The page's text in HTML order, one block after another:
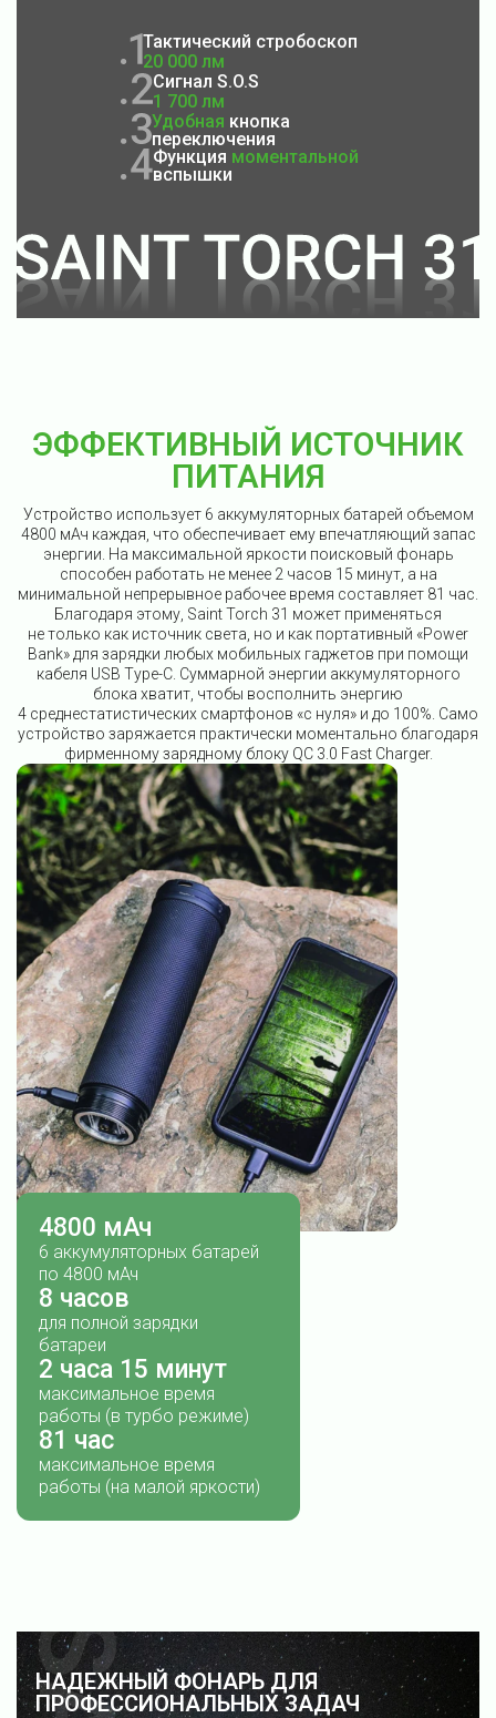
Тактический стробоскоп
20 000 лм
Сигнал S.O.S
1 700 лм
Удобная кнопка
переключения
Функция моментальной
вспышки
ЭФФЕКТИВНЫЙ ИСТОЧНИК
ПИТАНИЯ
Устройство использует 6 аккумуляторных батарей объемом
4800 мАч каждая, что обеспечивает ему впечатляющий запас
энергии. На максимальной яркости поисковый фонарь
способен работать не менее 2 часов 15 минут, а на
минимальной непрерывное рабочее время составляет 81 час.
Благодаря этому, Saint Torch 31 может применяться
не только как источник света, но и как портативный «Power
Bank» для зарядки любых мобильных гаджетов при помощи
кабеля USB Type-C. Суммарной энергии аккумуляторного
блока хватит, чтобы восполнить энергию
4 среднестатистических смартфонов «с нуля» и до 100%. Само
устройство заряжается практически моментально благодаря
фирменному зарядному блоку QC 3.0 Fast Charger.
4800 мАч
6 аккумуляторных батарей
по 4800 мАч
8 часов
для полной зарядки
батареи
2 часа 15 минут
максимальное время
работы (в турбо режиме)
81 час
максимальное время
работы (на малой яркости)
НАДЕЖНЫЙ ФОНАРЬ ДЛЯ
ПРОФЕССИОНАЛЬНЫХ ЗАДАЧ